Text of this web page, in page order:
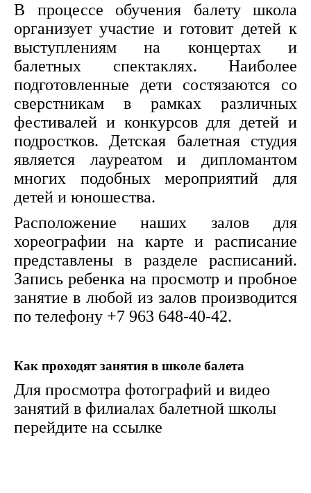
В процессе обучения балету школа
организует участие и готовит детей к
выступлениям на концертах и
балетных спектаклях. Наиболее
подготовленные дети состязаются со
сверстникам в рамках различных
фестивалей и конкурсов для детей и
подростков. Детская балетная студия
является лауреатом и дипломантом
многих подобных мероприятий для
детей и юношества.
Расположение наших залов для
хореографии на карте и расписание
представлены в разделе расписаний.
Запись ребенка на просмотр и пробное
занятие в любой из залов производится
по телефону +7 963 648-40-42.
Как проходят занятия в школе балета
Для просмотра фотографий и видео
занятий в филиалах балетной школы
перейдите на ссылке